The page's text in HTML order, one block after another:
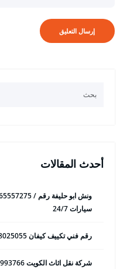
أحدث المقالات
سيارات 24/7
رقم فني تكييف كيفان 98025055 فني تكييف مركزي 24 ساعة
شركة نقل اثاث الكويت 50993766 هاف لوري وانيت نقل عفش